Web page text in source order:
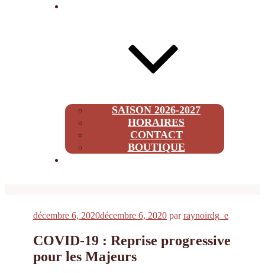
SAISON 2026-2027
HORAIRES
CONTACT
BOUTIQUE
Publié
décembre 6, 2020décembre 6, 2020 parraynoirdg_e
COVID-19 : Reprise progressive
pour les Majeurs